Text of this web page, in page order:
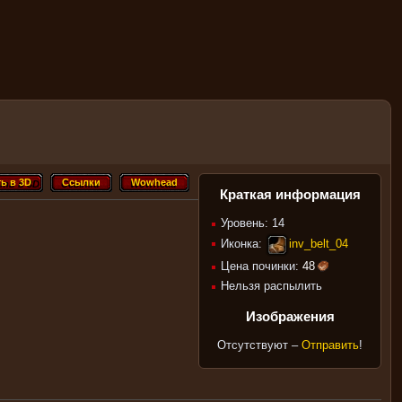
Краткая информация
Уровень: 14
Иконка:
inv_belt_04
Цена починки: 48
Нельзя распылить
Изображения
Отсутствуют – Отправить!
Wowhead
Wowhead
Ссылки
Ссылки
в 3D
в 3D